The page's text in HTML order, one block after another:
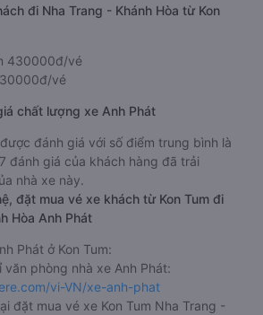
đi Nha Trang - Khánh Hòa từ Kon
430000đ/vé
vé
chất lượng xe Anh Phát
đánh giá với số điểm trung bình là
đánh giá của khách hàng đã trải
nhà xe này.
đặt mua vé xe khách từ Kon Tum đi
Hòa Anh Phát
Phát ở Kon Tum:
văn phòng nhà xe Anh Phát:
vi-VN/xe-anh-phat
đặt mua vé xe Kon Tum Nha Trang -